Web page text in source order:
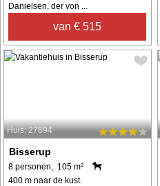
Danielsen, der von ...
van € 515
Huis: 27894
Bisserup
8 personen, 105 m²
400 m naar de kust.